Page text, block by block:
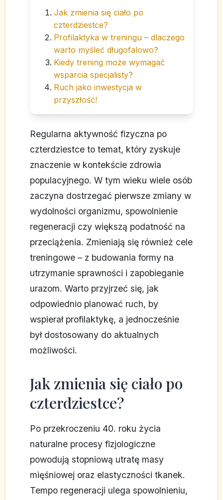
Jak zmienia się ciało po
czterdziestce?
Profilaktyka w treningu – dlaczego
warto myśleć długofalowo?
Kiedy trening może wymagać
wsparcia specjalisty?
Ruch jako inwestycja w
przyszłość!
Regularna aktywność fizyczna po
czterdziestce to temat, który zyskuje
znaczenie w kontekście zdrowia
populacyjnego. W tym wieku wiele osób
zaczyna dostrzegać pierwsze zmiany w
wydolności organizmu, spowolnienie
regeneracji czy większą podatność na
przeciążenia. Zmieniają się również cele
treningowe – z budowania formy na
utrzymanie sprawności i zapobieganie
urazom. Warto przyjrzeć się, jak
odpowiednio planować ruch, by
wspierał profilaktykę, a jednocześnie
był dostosowany do aktualnych
możliwości.
Jak zmienia się ciało po
czterdziestce?
Po przekroczeniu 40. roku życia
naturalne procesy fizjologiczne
powodują stopniową utratę masy
mięśniowej oraz elastyczności tkanek.
Tempo regeneracji ulega spowolnieniu,